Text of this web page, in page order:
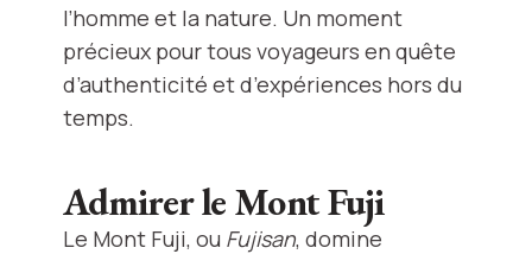
l’homme et la nature. Un moment
précieux pour tous voyageurs en quête
d’authenticité et d’expériences hors du
temps.
Admirer le Mont Fuji
Le Mont Fuji, ou Fujisan, domine